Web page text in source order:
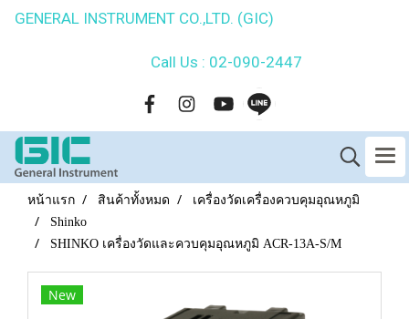
GENERAL INSTRUMENT CO.,LTD. (GIC)
Call Us : 02-090-2447
หน้าแรก สินค้าทั้งหมด
เครื่องวัดเครื่องควบคุมอุณหภูมิ
Shinko
SHINKO เครื่องวัดและควบคุมอุณหภูมิ ACR-13A-S/M
New